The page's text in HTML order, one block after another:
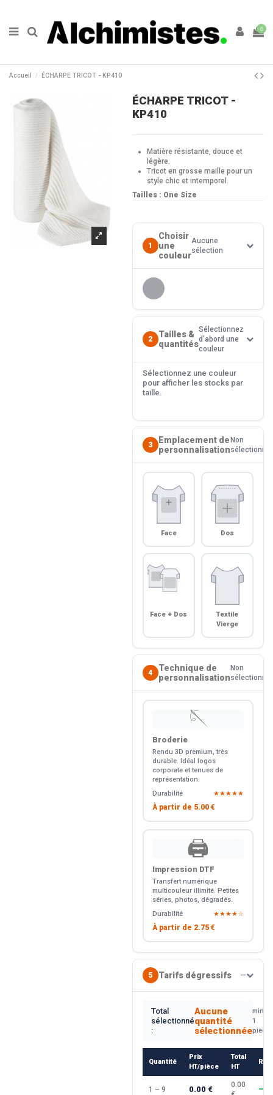
0
Accueil ÉCHARPE TRICOT - KP410
ÉCHARPE TRICOT -
KP410
Matière résistante, douce et
légère.
Tricot en grosse maille pour un
style chic et intemporel.
Tailles : One Size
1
Choisir
une
couleur
Aucune
sélection
2
Tailles &
quantités
Sélectionnez
d'abord une
couleur
Sélectionnez une couleur
pour afficher les stocks par
taille.
3
Emplacement de
personnalisation
Non
sélectionné
Face Dos
Face + Dos
Textile
Vierge
4
Technique de
personnalisation
Non
sélectionné
🪡
Broderie
Rendu 3D premium, très
durable. Idéal logos
corporate et tenues de
représentation.
Durabilité
★★★★★
À partir de 5.00 €
🖨️
Impression DTF
Transfert numérique
multicouleur illimité. Petites
séries, photos, dégradés.
Durabilité
★★★★☆
À partir de 2.75 €
5 Tarifs dégressifs —
Total
sélectionné
:
Aucune
quantité
sélectionnée
min.
1
pièce
Quantité
Prix
HT/pièce
Total
HT
1 – 9 0.00 €
0.00
—